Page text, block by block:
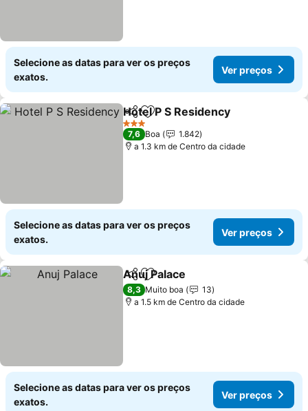
Selecione as datas para ver os preços
exatos.
Ver preços
PartilharAdicionar aos favoritos
Hotel P S Residency
3 Estrelas
7,6 Boa
1.842
a 1.3 km de Centro da cidade
Selecione as datas para ver os preços
exatos.
Ver preços
PartilharAdicionar aos favoritos
Anuj Palace
8,3 Muito boa
13
a 1.5 km de Centro da cidade
Selecione as datas para ver os preços
exatos.
Ver preços